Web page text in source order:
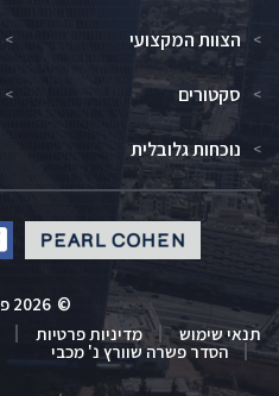
© 2026 פרל כהן
תנאי שימוש
מדיניות פרטיות
הסדר פשרה שוורץ נ' מכבי
הצוות המקצועי
סקטורים
נוכחות גלובלית